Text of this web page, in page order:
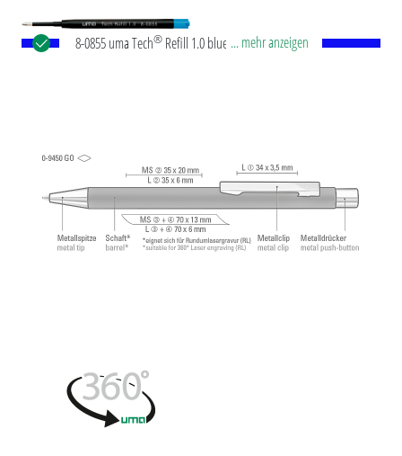
8-0855 uma Tech® Refill 1.0 blue Europäische
Norm. Die uma Tech Refill 1.0 vermittelt ein
angenehmes und weiches Schreibgefühl.
... mehr anzeigen